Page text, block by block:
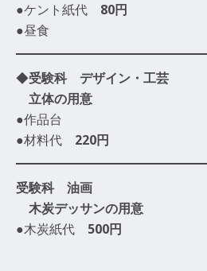
●ケント紙代 80円
●昼食
◆受験科 デザイン・工芸
立体の用意
●作品台
●材料代 220円
受験科 油画
木炭デッサンの用意
●木炭紙代 500円